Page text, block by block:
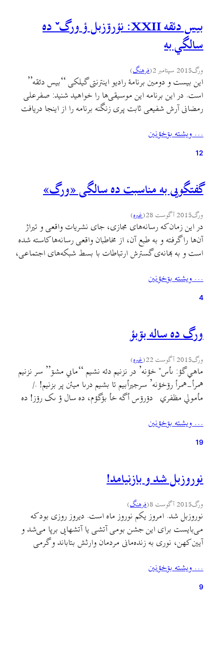
بيس دئقه XXII: نؤرۊزبل ؤ ورگˇ ده
سالگي به
ورگ2015 سپتامبر 2 (فرهنگ)
اين بیست و دومین برنامهٔ رادیو اینترنتی گیلکی “بیس دئقه”
است. در این برنامه این موسیقی‌ها را خواهید شنید: صفرعلی
رمضانی آرش شفیعی ثابت پری زنگنه برنامه را از اینجا دریافت
url=”https://api.soundcloud.com/tracks/224031927″
… ويشته بۊخؤنين
12
گفتگویی به مناسبت ده سالگی «ورگ»
ورگ2015 آگوست 28 (غىره)
در این زمان که رسانه‌های مجازی، جای نشریات واقعی و تیراژ
آن‌ها را گرفته و به طبع آن، از مخاطبان واقعی رسانه‌ها کاسته شده
است و به بهانه‌ی گسترش ارتباطات با بسط شبکه‌های اجتماعی،
بهانه‌ی بهینه نبودن انتشار مکتوب، به رسانه‌های همگانی تحمیل
کرده‌اند؛ وبلاگ‌ها…
… ويشته بۊخؤنين
4
ورگ ده ساله بۊبؤ
ورگ2015 آگوست 22 (غىره)
ماهي گؤ: ىأسˇ خؤنه’ در نزنیم دئه نشيم “ماىي مشۊ” سر نزنيم
همرأ-همرأ رۊخؤنه’ سرجيرأبيم تا بشيم درىا ميئن پر بزنيم! ./
مأمولي مظفري دۊرۊس أگه خأ بۊگؤم، ده سال ؤ ىک رۊز! ده
پس، نأ شۊر نأ سس. …
… ويشته بۊخؤنين
19
نوروزبل شد و بازنیامد!
ورگ2015 آگوست 8 (فرهنگ)
نوروزبل شد. امروز یکم نوروز ماه است. دیروز روزی بود که
می‌بایست برای این جشن بومی آتشی یا آتشهایی برپا می‌شد و
آیین کهن، نوری به زنده‌مانی مردمان وارثش بتاباند و گرمی
زنده‌مانی ما را به زندگانی فراکشد که مستحقش هستیم یا دستکم
فکر می‌کنیم…
… ويشته بۊخؤنين
9